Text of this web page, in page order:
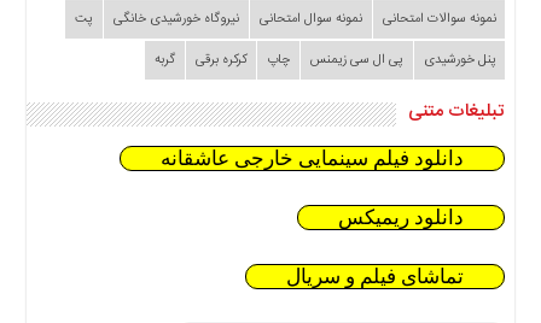
نمونه سوالات امتحانی
نمونه سوال امتحانی نیروگاه خورشیدی خانگی
پت
پنل خورشیدی
پی ال سی زیمنس چاپ کرکره برقی گربه
تبلیغات متنی
دانلود فیلم سینمایی خارجی عاشقانه
دانلود ریمیکس
تماشای فیلم و سریال